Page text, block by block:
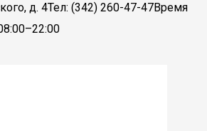
д. 4Тел: (342) 260-47-47Время